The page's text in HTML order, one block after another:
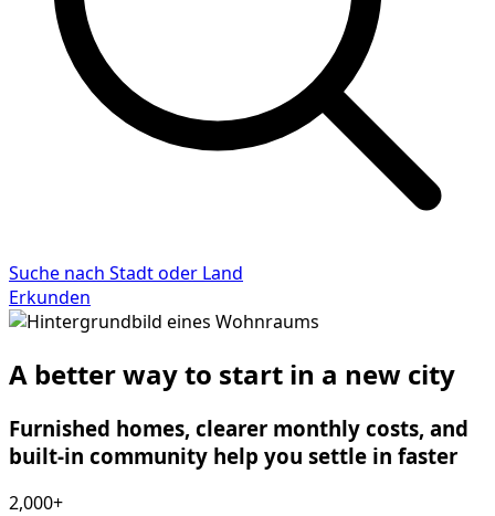
Suche nach Stadt oder Land
Erkunden
A better way to start in a new city
Furnished homes, clearer monthly costs, and
built-in community help you settle in faster
2,000+